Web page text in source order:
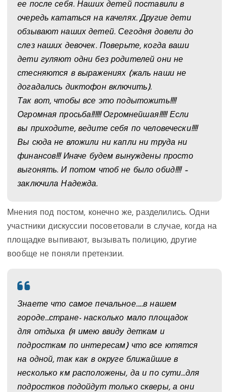
ее после себя. Наших детей поставили в
очередь кататься на качелях. Другие дети
обзывают наших детей. Сегодня довели до
слез наших девочек. Поверьте, когда ваши
дети гуляют одни без родителей они не
стесняются в выражениях (жаль наши не
догадались диктофон включить).
Так вот, чтобы все это подытожить!!!!
Огромная просьба!!!!!! Огромнейшая!!!!! Если
вы приходите, ведите себя по человечески!!!!
Вы сюда не вложили ни капли ни труда ни
финансов!!! Иначе будем вынуждены просто
выгонять. И потом чтоб не было обид!!!! –
заключила Надежда.
Мнения под постом, конечно же, разделились. Одни
участники дискуссии посоветовали в случае, когда на
площадке выпивают, вызывать полицию, другие
вообще не поняли претензии.
Знаете что самое печальное…..в нашем
городе…стране- насколько мало площадок
для отдыха (я имею ввиду деткам и
подросткам по интересам) что все ютятся
на одной, так как в округе ближайшие в
несколько км расположены, да и по сути…для
подростков подойдут только скверы, а они